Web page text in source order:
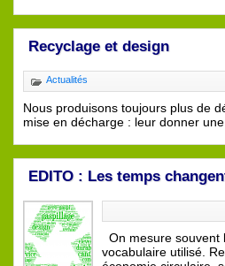
Recyclage et design
Actualités
Nous produisons toujours plus de
mise en décharge : leur donner
EDITO : Les temps
On mesure souvent
vocabulaire utilisé.